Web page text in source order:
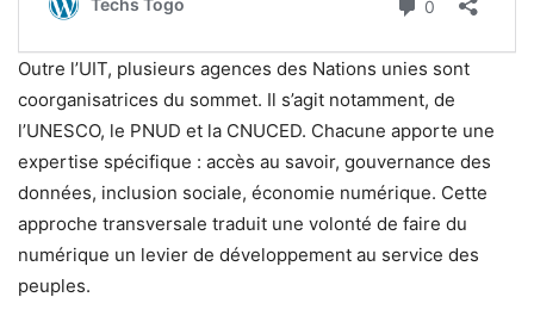
Outre l’UIT, plusieurs agences des Nations unies sont
coorganisatrices du sommet. Il s’agit notamment, de
l’UNESCO, le PNUD et la CNUCED. Chacune apporte une
expertise spécifique : accès au savoir, gouvernance des
données, inclusion sociale, économie numérique. Cette
approche transversale traduit une volonté de faire du
numérique un levier de développement au service des
peuples.